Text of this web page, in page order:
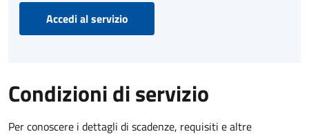
Accedi al servizio
Condizioni di servizio
Per conoscere i dettagli di scadenze, requisiti e altre